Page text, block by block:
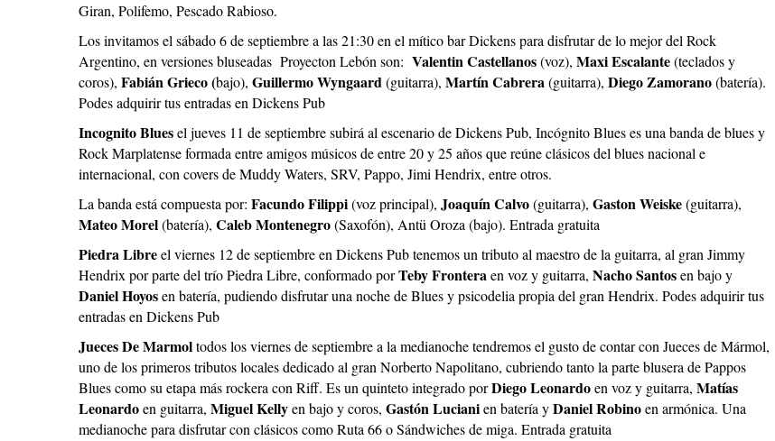
Giran, Polifemo, Pescado Rabioso.
Los invitamos el sábado 6 de septiembre a las 21:30 en el mítico bar Dickens para disfrutar de lo mejor del Rock
Argentino, en versiones bluseadas Proyecton Lebón son: Valentin Castellanos(voz), Maxi Escalante(teclados y
coros), Fabián Grieco (bajo), Guillermo Wyngaard(guitarra), Martín Cabrera(guitarra), Diego Zamorano(batería).
Podes adquirir tus entradas en Dickens Pub
Incognito Bluesel jueves 11 de septiembre subirá al escenario de Dickens Pub, Incógnito Blues es una banda de blues y
Rock Marplatense formada entre amigos músicos de entre 20 y 25 años que reúne clásicos del blues nacional e
internacional, con covers de Muddy Waters, SRV, Pappo, Jimi Hendrix, entre otros.
La banda está compuesta por: Facundo Filippi(voz principal), Joaquín Calvo(guitarra), Gaston Weiske(guitarra),
Mateo Morel(batería), Caleb Montenegro(Saxofón), Antü Oroza (bajo). Entrada gratuita
Piedra Libreel viernes 12 de septiembre en Dickens Pub tenemos un tributo al maestro de la guitarra, al gran Jimmy
Hendrix por parte del trío Piedra Libre, conformado porTeby Fronteraen voz y guitarra, Nacho Santosen bajo y
Daniel Hoyosen batería, pudiendo disfrutar una noche de Blues y psicodelia propia del gran Hendrix. Podes adquirir tus
entradas en Dickens Pub
Jueces De Marmoltodos los viernes de septiembre a la medianoche tendremos el gusto de contar con Jueces de Mármol,
uno de los primeros tributos locales dedicado al gran Norberto Napolitano, cubriendo tanto la parte blusera de Pappos
Blues como su etapa más rockera con Riff. Es un quinteto integrado porDiego Leonardoen voz y guitarra, Matías
Leonardoen guitarra, Miguel Kellyen bajo y coros, Gastón Lucianien batería yDaniel Robinoen armónica. Una
medianoche para disfrutar con clásicos como Ruta 66 o Sándwiches de miga. Entrada gratuita